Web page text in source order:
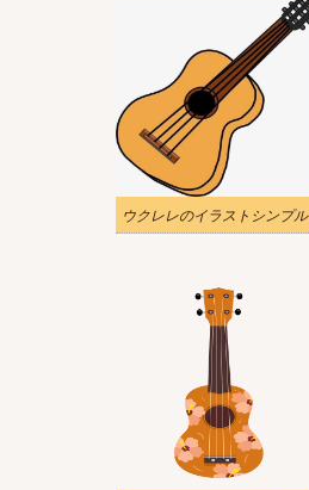
ウクレレのイラストシンプル